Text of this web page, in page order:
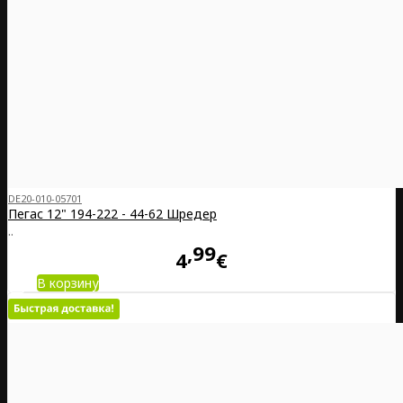
DE20-010-05701
Пегас 12" 194-222 - 44-62 Шредер
..
4 99€
В корзину